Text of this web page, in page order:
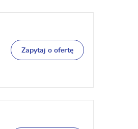
Zapytaj o ofertę